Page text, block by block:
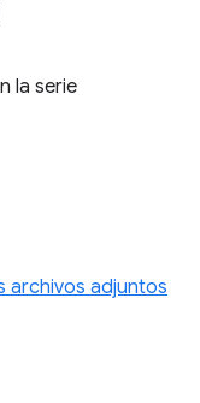
la serie
archivos adjuntos